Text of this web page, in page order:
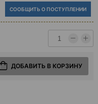
СООБЩИТЬ О ПОСТУПЛЕНИИ
ДОБАВИТЬ В КОРЗИНУ